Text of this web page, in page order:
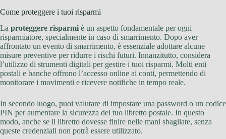
Come proteggere i tuoi risparmi
La proteggere risparmi è un aspetto fondamentale per ogni
risparmiatore, specialmente in caso di smarrimento. Dopo aver
affrontato un evento di smarrimento, è essenziale adottare alcune
misure preventive per ridurre i rischi futuri. Innanzitutto, considera
l’utilizzo di strumenti digitali per gestire i tuoi risparmi. Molti enti
postali e banche offrono l’accesso online ai conti, permettendo di
monitorare i movimenti e ricevere notifiche in tempo reale.
In secondo luogo, puoi valutare di impostare una password o un codice
PIN per aumentare la sicurezza del tuo libretto postale. In questo
modo, anche se il libretto dovesse finire nelle mani sbagliate, senza
queste credenziali non potrà essere utilizzato.